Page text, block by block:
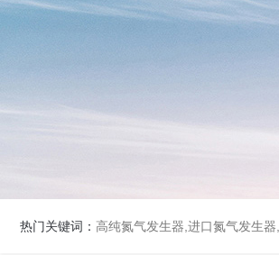
热门关键词： 高纯氮气发生器,进口氮气发生